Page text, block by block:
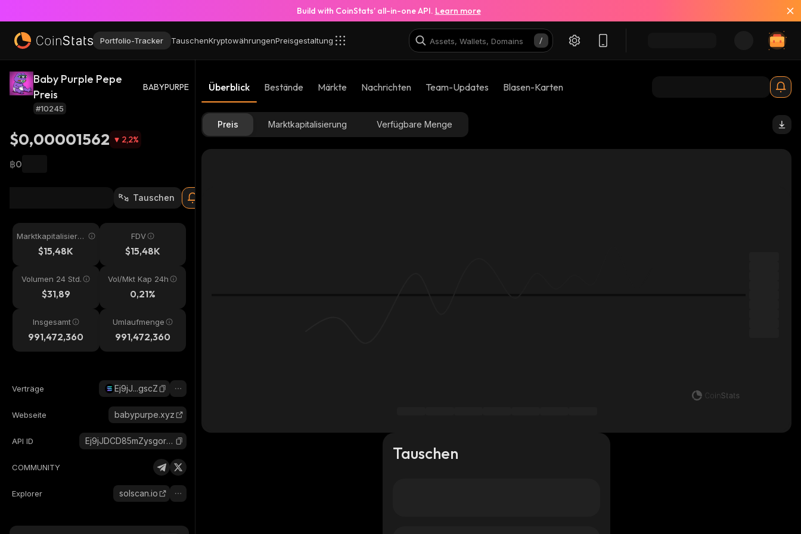
Build with CoinStats’ all-in-one API. Learn more
Portfolio-Tracker TauschenKryptowährungenPreisgestaltung
Baby Purple Pepe
Preis
BABYPURPE
#10245
$0,00001562 2,2%
฿0
Tauschen
Marktkapitalisieru
$15,48K
FDV
$15,48K
Volumen 24 Std.
$31,89
Vol/Mkt Kap 24h
0,21%
Insgesamt
991,472,360
Umlaufmenge
991,472,360
Verträge Ej9jJ...gscZ
Webseite babypurpe.xyz
API ID Ej9jJDCD85mZysgorrY582Vpv7HLgDyi7Fa2jRCjgscZ_solana
COMMUNITY
Explorer solscan.io
Überblick Bestände Märkte Nachrichten Team-Updates Blasen-Karten
Preis Marktkapitalisierung Verfügbare Menge
Tauschen